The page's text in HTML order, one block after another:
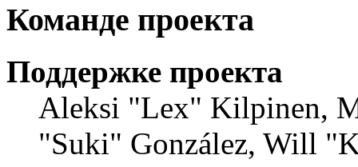
Команде проекта
Поддержке проекта
Aleksi "Lex" Kilpinen,
"Suki" González, Will